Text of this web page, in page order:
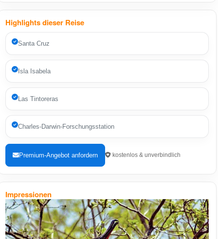
Highlights dieser Reise
Santa Cruz
Isla Isabela
Las Tintoreras
Charles-Darwin-Forschungsstation
Premium-Angebot anfordern kostenlos & unverbindlich
Impressionen